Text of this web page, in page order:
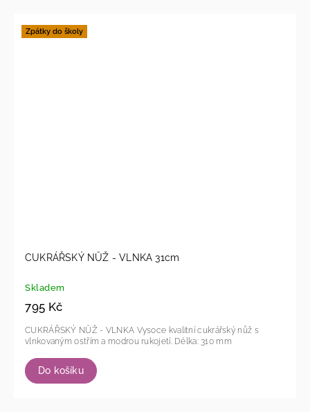
Zpátky do školy
CUKRÁŘSKÝ NŮŽ - VLNKA 31cm
Skladem
795 Kč
Do košíku
CUKRÁŘSKÝ NŮŽ - VLNKA Vysoce kvalitní cukrářský nůž s